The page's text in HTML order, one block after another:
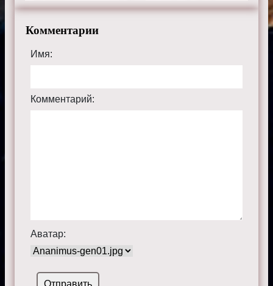
Комментарии
Имя:
Комментарий:
Аватар: